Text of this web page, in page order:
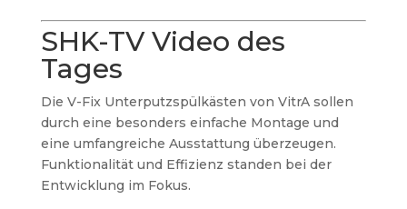
SHK-TV Video des
Tages
Die V-Fix Unterputzspülkästen von VitrA sollen
durch eine besonders einfache Montage und
eine umfangreiche Ausstattung überzeugen.
Funktionalität und Effizienz standen bei der
Entwicklung im Fokus.